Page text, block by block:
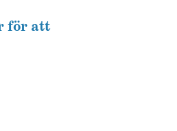
för att